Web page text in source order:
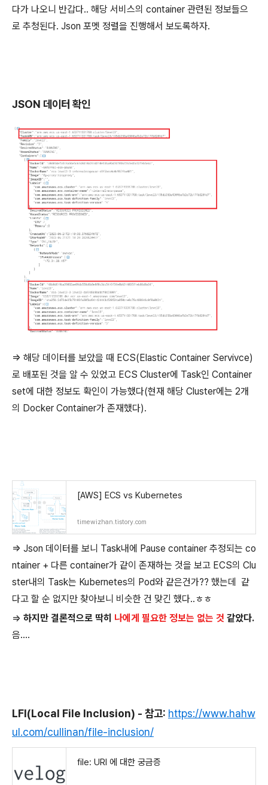
다가 나오니 반갑다.. 해당 서비스의 container 관련된 정보들으
로 추청된다. Json 포멧 정렬을 진행해서 보도록하자.
JSON 데이터 확인
=> 해당 데이터를 보았을 때 ECS(Elastic Container Servivce)
로 배포된 것을 알 수 있었고 ECS Cluster에 Task인 Container
set에 대한 정보도 확인이 가능했다(현재 해당 Cluster에는 2개
의 Docker Container가 존재했다).
[AWS] ECS vs Kubernetes
timewizhan.tistory.com
=> Json 데이터를 보니 Task내에 Pause container 추정되는 co
ntainer + 다른 container가 같이 존재하는 것을 보고 ECS의 Clu
ster내의 Task는 Kubernetes의 Pod와 같은건가?? 했는데 같
다고 할 순 없지만 찾아보니 비슷한 건 맞긴 했다..ㅎㅎ
=> 하지만 결론적으로 딱히 나에게 필요한 정보는 없는 것 같았다.
음....
LFI(Local File Inclusion) - 참고: https://www.hahw
ul.com/cullinan/file-inclusion/
file: URI 에 대한 궁금증